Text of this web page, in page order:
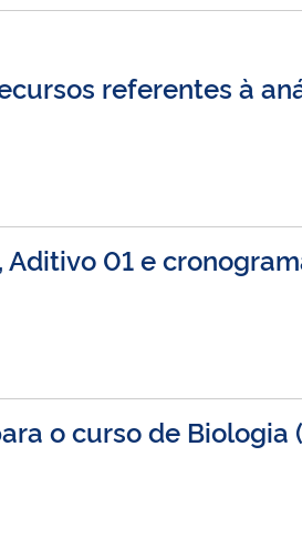
referentes à
01 e
o curso de Biologia